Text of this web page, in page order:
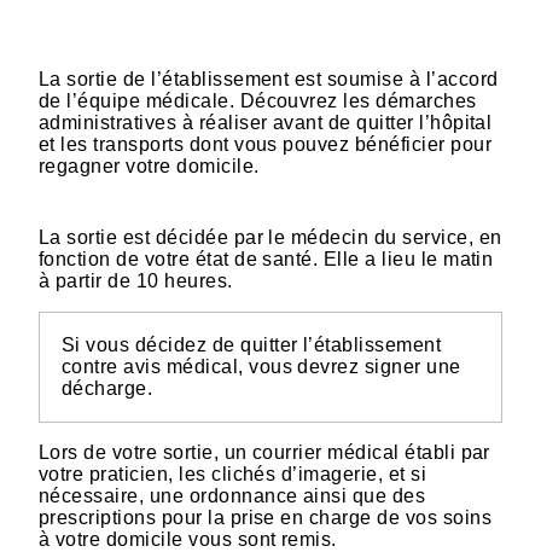
La sortie de l’établissement est soumise à l’accord
de l’équipe médicale. Découvrez les démarches
administratives à réaliser avant de quitter l’hôpital
et les transports dont vous pouvez bénéficier pour
regagner votre domicile.
La sortie est décidée par le médecin du service, en
fonction de votre état de santé. Elle a lieu le matin
à partir de 10 heures.
Si vous décidez de quitter l’établissement
contre avis médical, vous devrez signer une
décharge.
Lors de votre sortie, un courrier médical établi par
votre praticien, les clichés d’imagerie, et si
nécessaire, une ordonnance ainsi que des
prescriptions pour la prise en charge de vos soins
à votre domicile vous sont remis.